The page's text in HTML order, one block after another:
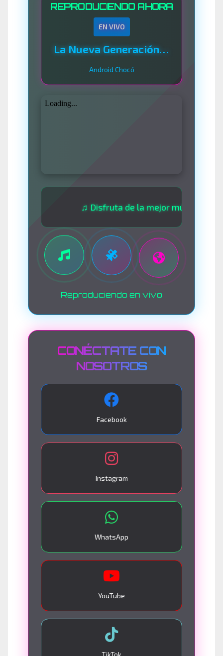
REPRODUCIENDO AHORA
EN VIVO
La Nueva Generación Del Sistema
Android Chocó
♫ Disfruta de la mejor música las 24
Reproduciendo en vivo
CONÉCTATE CON
NOSOTROS
Facebook
Instagram
WhatsApp
YouTube